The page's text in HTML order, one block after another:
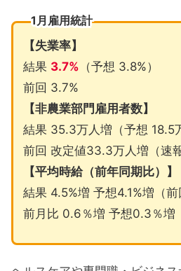
1月雇用統計
【失業率】
結果 3.7% （予想 3.8%）
前回 3.7%
【非農業部門雇用者数】
結果 35.3万人増（予想 18.5
前回 改定値33.3万人増（速
【平均時給（前年同期比）】
結果 4.5%増 予想4.1%増（前
前月比 0.6％増 予想0.3％増